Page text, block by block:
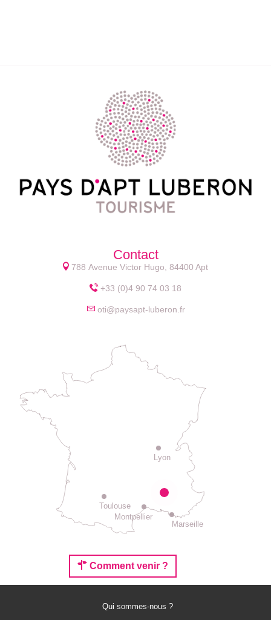
Contact
788 Avenue Victor Hugo, 84400 Apt
+33 (0)4 90 74 03 18
oti@paysapt-luberon.fr
Lyon
Montpellier
Toulouse
Marseille
Comment venir ?
Qui sommes-nous ?